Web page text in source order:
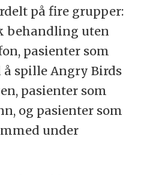
på fire grupper:
behandling uten
pasienter som
spille Angry Birds
pasienter som
og pasienter som
under